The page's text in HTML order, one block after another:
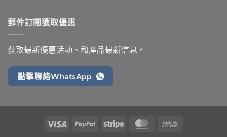
郵件訂閱獲取優惠
获取最新優惠活动、和產品最新信息。
點擊聯絡WhatsApp
Visa PayPal Stripe MasterCard